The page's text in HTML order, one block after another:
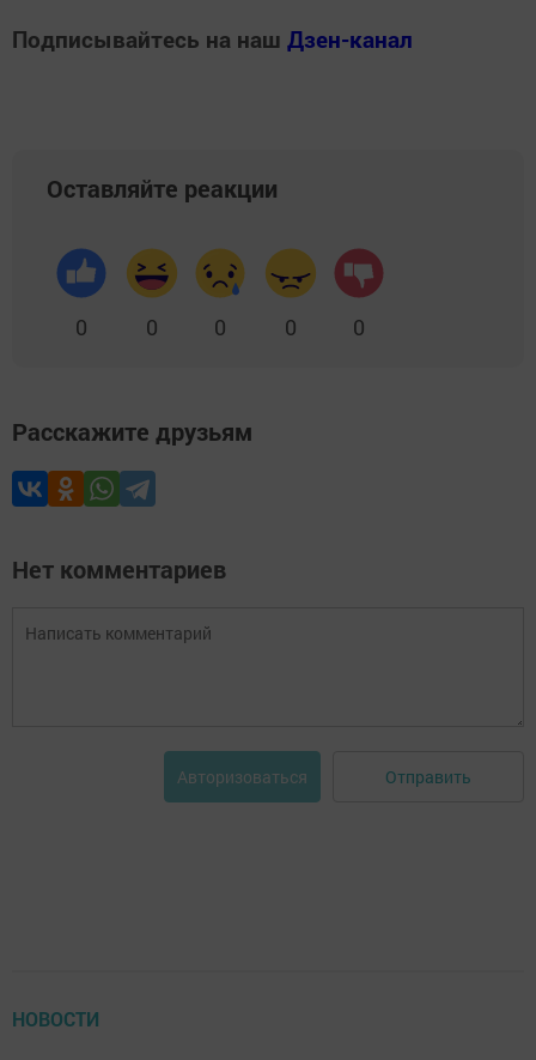
Подписывайтесь на наш Дзен-канал
Оставляйте реакции
0 0 0 0 0
Расскажите друзьям
Нет комментариев
Авторизоваться Отправить
НОВОСТИ